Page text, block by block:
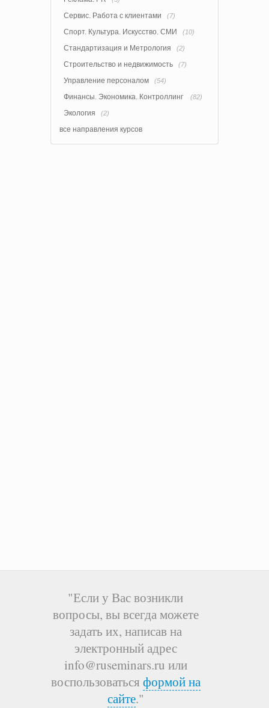
Сервис. Работа с клиентами (7)
Спорт. Культура. Искусство. СМИ (10)
Стандартизация и Метрология (2)
Строительство и недвижимость (7)
Управление персоналом (54)
Финансы. Экономика. Контроллинг (82)
Экология (2)
все направления курсов
"Если у Вас возникли
вопросы, вы всегда можете
задать их, написав на
электронный адрес
info@ruseminars.ru или
воспользоваться формой на
сайте."